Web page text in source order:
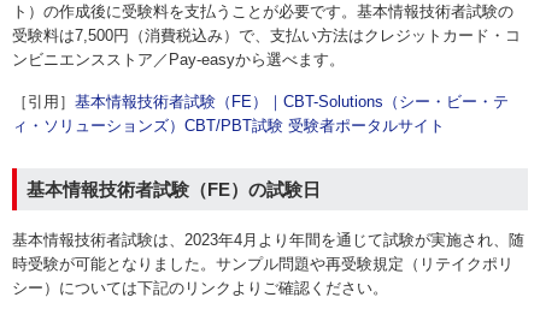
ト）の作成後に受験料を支払うことが必要です。基本情報技術者試験の
受験料は7,500円（消費税込み）で、支払い方法はクレジットカード・コ
ンビニエンスストア／Pay-easyから選べます。
［引用］ 基本情報技術者試験（FE）｜CBT-Solutions（シー・ビー・テ
ィ・ソリューションズ）CBT/PBT試験 受験者ポータルサイト
基本情報技術者試験（FE）の試験日
基本情報技術者試験は、2023年4月より年間を通じて試験が実施され、随
時受験が可能となりました。サンプル問題や再受験規定（リテイクポリ
シー）については下記のリンクよりご確認ください。